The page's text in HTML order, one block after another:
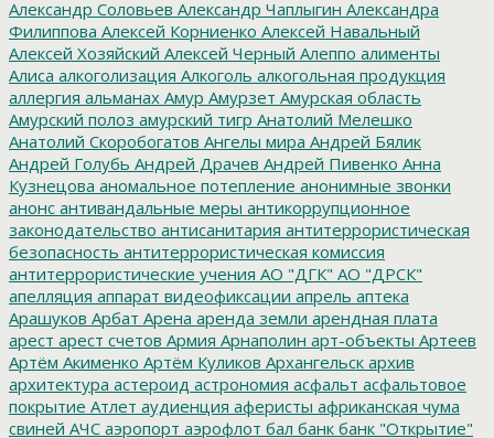
Александр Соловьев Александр Чаплыгин Александра
Филиппова Алексей Корниенко Алексей Навальный
Алексей Хозяйский Алексей Черный Алеппо алименты
Алиса алкоголизация Алкоголь алкогольная продукция
аллергия альманах Амур Амурзет Амурская область
Амурский полоз амурский тигр Анатолий Мелешко
Анатолий Скоробогатов Ангелы мира Андрей Бялик
Андрей Голубь Андрей Драчев Андрей Пивенко Анна
Кузнецова аномальное потепление анонимные звонки
анонс антивандальные меры антикоррупционное
законодательство антисанитария антитеррористическая
безопасность антитеррористическая комиссия
антитеррористические учения АО "ДГК" АО "ДРСК"
апелляция аппарат видеофиксации апрель аптека
Арашуков Арбат Арена аренда земли арендная плата
арест арест счетов Армия Арнаполин арт-объекты Артеев
Артём Акименко Артём Куликов Архангельск архив
архитектура астероид астрономия асфальт асфальтовое
покрытие Атлет аудиенция аферисты африканская чума
свиней АЧС аэропорт аэрофлот бал банк банк "Открытие"